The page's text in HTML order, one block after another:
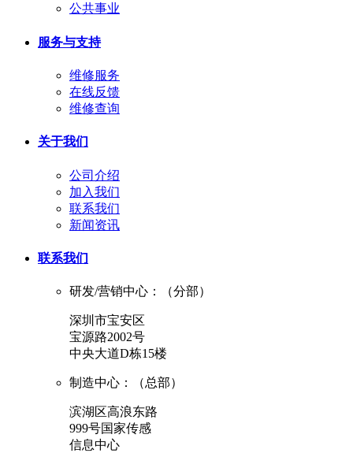
公共事业
服务与支持
维修服务
在线反馈
维修查询
关于我们
公司介绍
加入我们
联系我们
新闻资讯
联系我们
研发/营销中心：（分部）
深圳市宝安区
宝源路2002号
中央大道D栋15楼
制造中心：（总部）
滨湖区高浪东路
999号国家传感
信息中心